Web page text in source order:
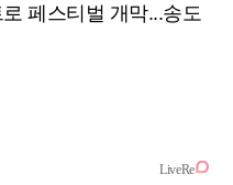
페스티벌 개막...송도